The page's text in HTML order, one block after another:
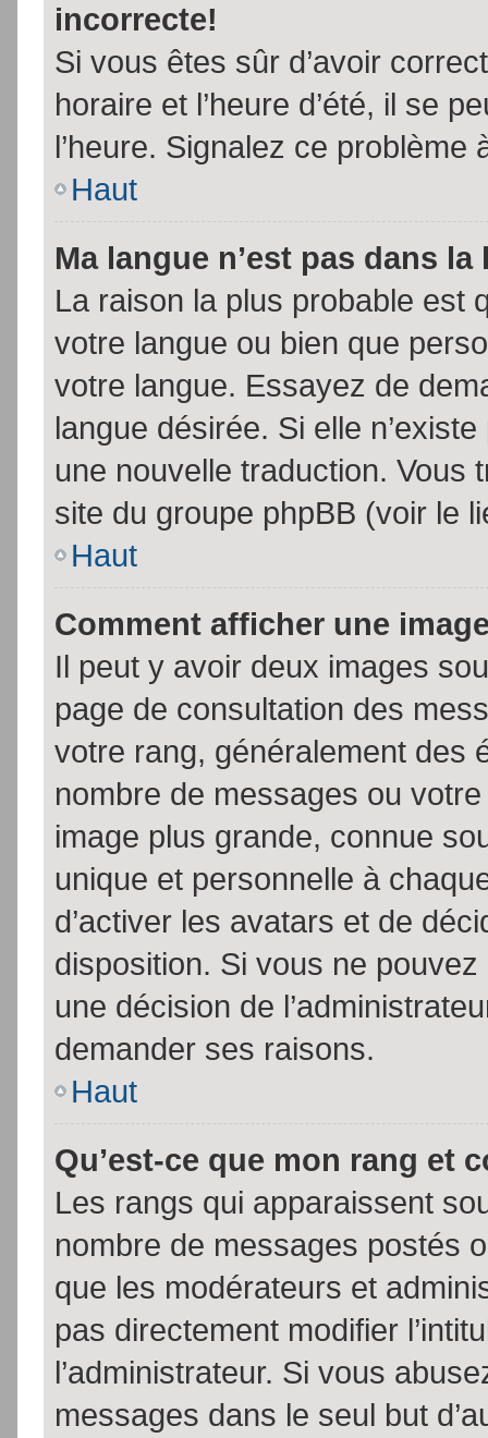
incorrecte!
Si vous êtes sûr d’avoir
horaire et l’heure d’été, il se
l’heure. Signalez ce problème
Haut
Ma langue n’est pas dans la
La raison la plus probable est
votre langue ou bien que
votre langue. Essayez de
langue désirée. Si elle
une nouvelle traduction. Vous
site du groupe phpBB (voir le
Haut
Comment afficher une
Il peut y avoir deux images
page de consultation des
votre rang, généralement des
nombre de messages ou
image plus grande, connue
unique et personnelle à
d’activer les avatars et de
disposition. Si vous ne pouvez
une décision de
demander ses raisons.
Haut
Qu’est-ce que mon rang et
Les rangs qui apparaissent
nombre de messages postés
que les modérateurs et
pas directement modifier
l’administrateur. Si vous
messages dans le seul but